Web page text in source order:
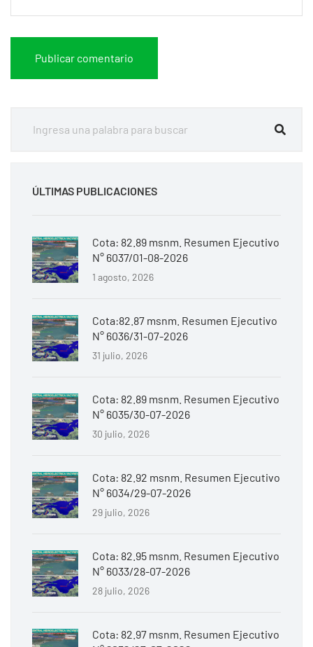
ÚLTIMAS PUBLICACIONES
Cota: 82.89 msnm. Resumen Ejecutivo
N° 6037/01-08-2026
1 agosto, 2026
Cota:82.87 msnm. Resumen Ejecutivo
N° 6036/31-07-2026
31 julio, 2026
Cota: 82.89 msnm. Resumen Ejecutivo
N° 6035/30-07-2026
30 julio, 2026
Cota: 82.92 msnm. Resumen Ejecutivo
N° 6034/29-07-2026
29 julio, 2026
Cota: 82.95 msnm. Resumen Ejecutivo
N° 6033/28-07-2026
28 julio, 2026
Cota: 82.97 msnm. Resumen Ejecutivo